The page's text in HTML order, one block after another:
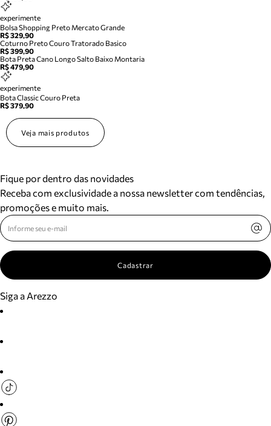
experimente
Bolsa Shopping Preto Mercato Grande
R$ 329,90
Coturno Preto Couro Tratorado Basico
R$ 399,90
Bota Preta Cano Longo Salto Baixo Montaria
R$ 479,90
experimente
Bota Classic Couro Preta
R$ 379,90
Veja mais produtos
Fique por dentro das novidades
Receba com exclusividade a nossa newsletter com tendências,
promoções e muito mais.
Cadastrar
Siga a Arezzo